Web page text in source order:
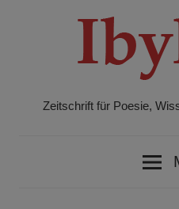
Zeitschrift für Poesie,